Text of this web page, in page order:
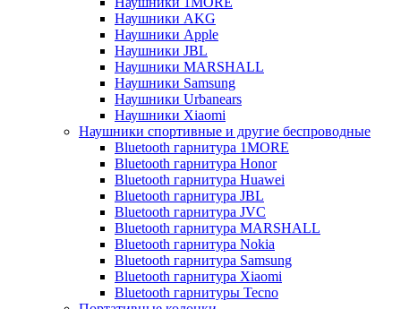
Наушники AKG
Наушники Apple
Наушники JBL
Наушники MARSHALL
Наушники Samsung
Наушники Urbanears
Наушники Xiaomi
Наушники спортивные и другие беспроводные
Bluetooth гарнитура 1MORE
Bluetooth гарнитура Honor
Bluetooth гарнитура Huawei
Bluetooth гарнитура JBL
Bluetooth гарнитура JVC
Bluetooth гарнитура MARSHALL
Bluetooth гарнитура Nokia
Bluetooth гарнитура Samsung
Bluetooth гарнитура Xiaomi
Bluetooth гарнитуры Tecno